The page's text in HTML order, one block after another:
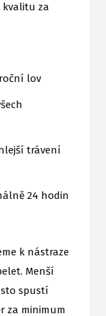
kvalitu za
lov
trávení
24 hodin
k nástraze
Menší
spustí
za minimum